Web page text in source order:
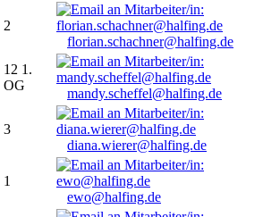
2
florian.schachner@halfing.de
12 1.
OG
mandy.scheffel@halfing.de
3
diana.wierer@halfing.de
1
ewo@halfing.de